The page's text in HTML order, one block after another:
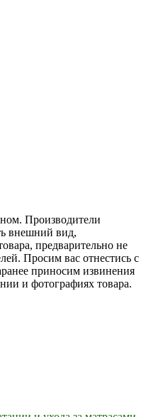
Производители
внешний вид,
предварительно не
Просим вас отнестись с
приносим извинения
и фотографиях товара.